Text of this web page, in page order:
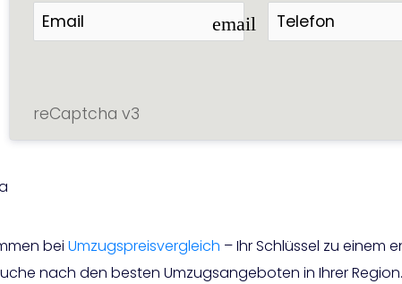
email
reCaptcha v3
bei Umzugspreisvergleich – Ihr Schlüssel zu einem
nach den besten Umzugsangeboten in Ihrer